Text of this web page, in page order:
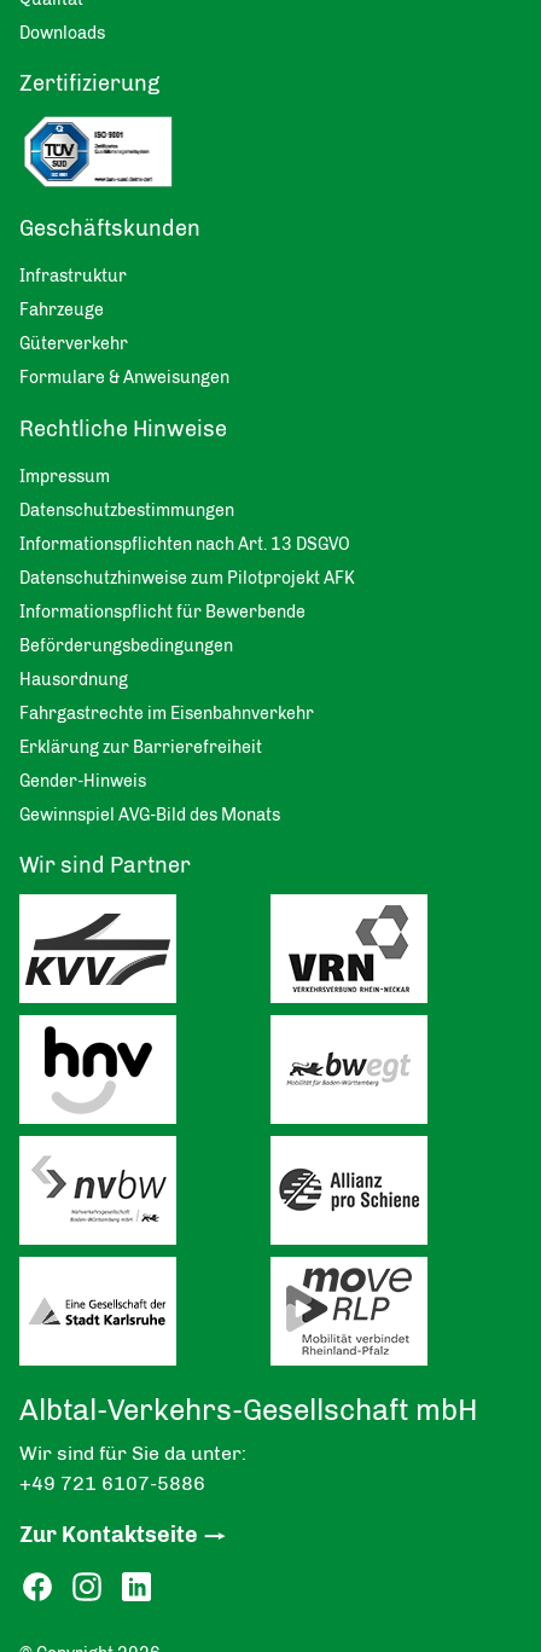
Downloads
Zertifizierung
Geschäftskunden
Infrastruktur
Fahrzeuge
Güterverkehr
Formulare & Anweisungen
Rechtliche Hinweise
Impressum
Datenschutzbestimmungen
Informationspflichten nach Art. 13 DSGVO
Datenschutzhinweise zum Pilotprojekt AFK
Informationspflicht für Bewerbende
Beförderungsbedingungen
Hausordnung
Fahrgastrechte im Eisenbahnverkehr
Erklärung zur Barrierefreiheit
Gender-Hinweis
Gewinnspiel AVG-Bild des Monats
Wir sind Partner
Albtal-Verkehrs-Gesellschaft mbH
Wir sind für Sie da unter:
+49 721 6107-5886
Zur Kontaktseite